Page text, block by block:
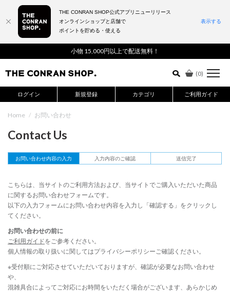
小物 15,000円以上で配送無料！
(0)
ログイン 新規登録 カテゴリ ご利用ガイド
詳細検索はこちら
Home / お問い合わせ
Contact Us
お問い合わせ内容の入力 入力内容のご確認 送信完了
こちらは、当サイトのご利用方法および、当サイトでご購入いただいた商品
に関するお問い合わせフォームです。
以下の入力フォームにお問い合わせ内容を入力し「確認する」をクリックし
てください。
お問い合わせの前に
ご利用ガイドをご参考ください。
個人情報の取り扱いに関してはプライバシーポリシーご確認ください。
※受付順にご対応させていただいておりますが、確認が必要なお問い合わせ
や、
混雑具合によってご対応にお時間をいただく場合がございます、あらかじめ
THE CONRAN SHOP公式アプリニューリリース
オンラインショップと店舗で
ポイントを貯める・使える
表示する